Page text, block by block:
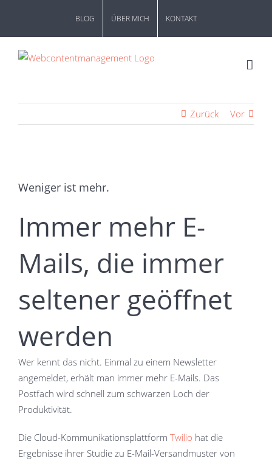
springen
BLOG ÜBER MICH KONTAKT
Zurück Vor
grösseres
Weniger ist mehr.
Immer mehr E-
Mails, die immer
seltener geöffnet
werden
Wer kennt das nicht. Einmal zu einem Newsletter
angemeldet, erhält man immer mehr E-Mails. Das
Postfach wird schnell zum schwarzen Loch der
Produktivität.
Die Cloud-Kommunikationsplattform Twilio hat die
Ergebnisse ihrer Studie zu E-Mail-Versandmuster von